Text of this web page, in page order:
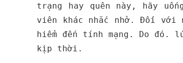
trạng hay quên này, hãy
viên khác nhắc nhở.Đối với
hiểm đến tính mạng. Do đó.
kịp thời.